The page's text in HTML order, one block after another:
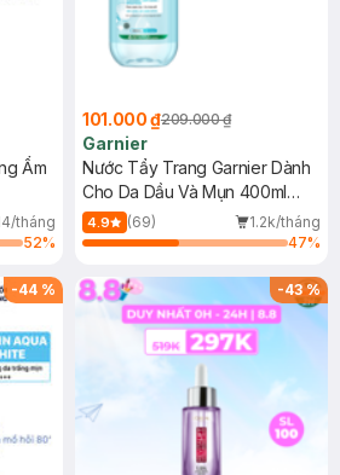
Ẩm
tháng
52%
101.000 ₫209.000 ₫
Garnier
Nước Tẩy Trang Garnier Dành
Cho Da Dầu Và Mụn 400ml
(Mới)
4.9 (69)
1.2k/tháng
47%
-44 % -43%